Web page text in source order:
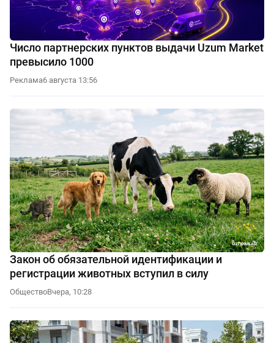
Число партнерских пунктов выдачи Uzum Market
превысило 1000
Реклама6 августа 13:56
Закон об обязательной идентификации и
регистрации животных вступил в силу
ОбществоВчера, 10:28